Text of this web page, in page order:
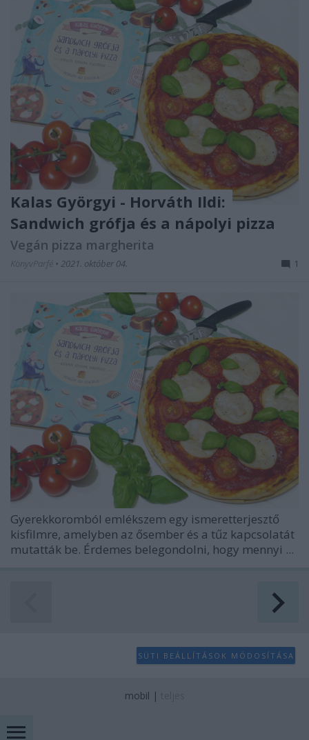
Kalas Györgyi - Horváth Ildi:
Sandwich ​grófja és a nápolyi pizza
Vegán pizza margherita
KönyvParfé • 2021. október 04. 1
Gyerekkoromból emlékszem egy ismeretterjesztő
kisfilmre, amelyben az ősember és a tűz kapcsolatát
mutatták be. Érdemes belegondolni, hogy mennyi ...
SÜTI BEÁLLÍTÁSOK MÓDOSÍTÁSA
mobil |